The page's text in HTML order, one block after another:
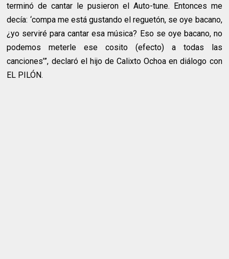
terminó de cantar le pusieron el Auto-tune. Entonces me
decía: ‘compa me está gustando el reguetón, se oye bacano,
¿yo serviré para cantar esa música? Eso se oye bacano, no
podemos meterle ese cosito (efecto) a todas las
canciones’”, declaró el hijo de Calixto Ochoa en diálogo con
EL PILÓN.